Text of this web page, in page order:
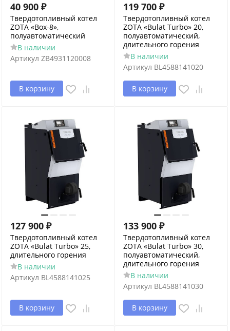
40 900 ₽
Твердотопливный котел
ZOTA «Box-8»,
полуавтоматический
В наличии
Артикул ZB4931120008
В корзину
119 700 ₽
Твердотопливный котел
ZOTA «Bulat Turbo» 20,
полуавтоматический,
длительного горения
В наличии
Артикул BL4588141020
В корзину
127 900 ₽
Твердотопливный котел
ZOTA «Bulat Turbo» 25,
длительного горения
В наличии
Артикул BL4588141025
В корзину
133 900 ₽
Твердотопливный котел
ZOTA «Bulat Turbo» 30,
полуавтоматический,
длительного горения
В наличии
Артикул BL4588141030
В корзину